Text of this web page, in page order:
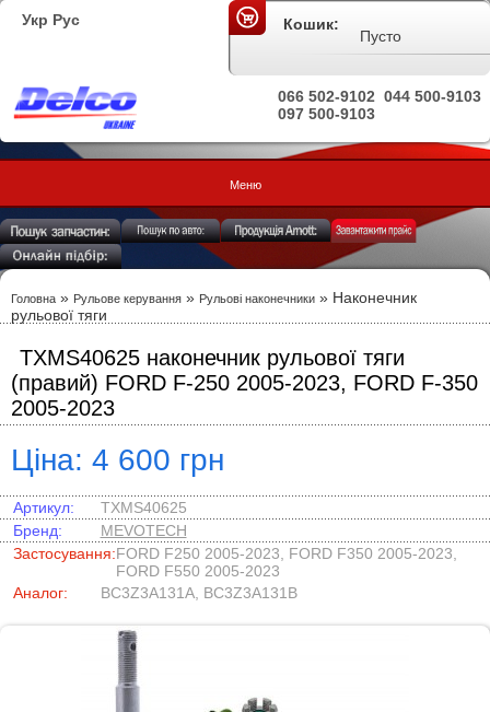
Укр Рус
044 500-9103
066 502-9102
097 500-9103
Кошик:
Пусто
Меню
Головна » Рульове керування » Рульові наконечники » Наконечник
рульової тяги
TXMS40625 наконечник рульової тяги
(правий) FORD F-250 2005-2023, FORD F-350
2005-2023
Ціна: 4 600 грн
Артикул:
TXMS40625
Бренд:
MEVOTECH
Застосування:FORD F250 2005-2023, FORD F350 2005-2023,
FORD F550 2005-2023
Аналог:
BC3Z3A131A, BC3Z3A131B